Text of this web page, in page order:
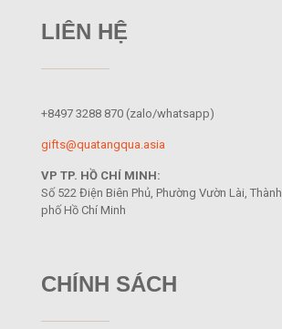
LIÊN HỆ
+8497 3288 870 (zalo/whatsapp)
gifts@quatangqua.asia
VP TP. HỒ CHÍ MINH:
Số 522 Điện Biên Phủ, Phường Vườn Lài, Thành
phố Hồ Chí Minh
CHÍNH SÁCH